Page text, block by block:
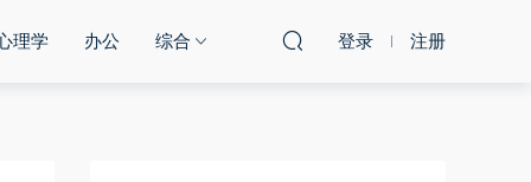
理学 办公 综合 登录 注册